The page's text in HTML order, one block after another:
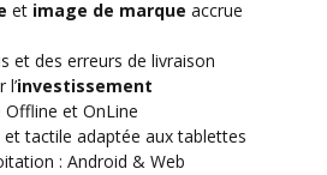
et image de marque accrue
et des erreurs de livraison
l’investissement
et OnLine
tactile adaptée aux tablettes
: Android & Web